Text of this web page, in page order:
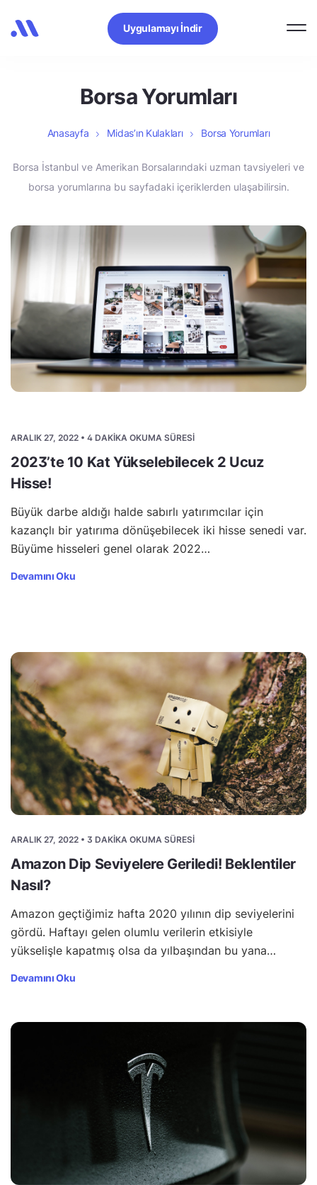
Uygulamayı İndir
Borsa Yorumları
Anasayfa Midas’ın Kulakları Borsa Yorumları
Borsa İstanbul ve Amerikan Borsalarındaki uzman tavsiyeleri ve
borsa yorumlarına bu sayfadaki içeriklerden ulaşabilirsin.
ARALIK 27, 2022 • 4 DAKIKA OKUMA SÜRESI
2023’te 10 Kat Yükselebilecek 2 Ucuz
Hisse!
Büyük darbe aldığı halde sabırlı yatırımcılar için
kazançlı bir yatırıma dönüşebilecek iki hisse senedi var.
Büyüme hisseleri genel olarak 2022…
Devamını Oku
ARALIK 27, 2022 • 3 DAKIKA OKUMA SÜRESI
Amazon Dip Seviyelere Geriledi! Beklentiler
Nasıl?
Amazon geçtiğimiz hafta 2020 yılının dip seviyelerini
gördü. Haftayı gelen olumlu verilerin etkisiyle
yükselişle kapatmış olsa da yılbaşından bu yana…
Devamını Oku